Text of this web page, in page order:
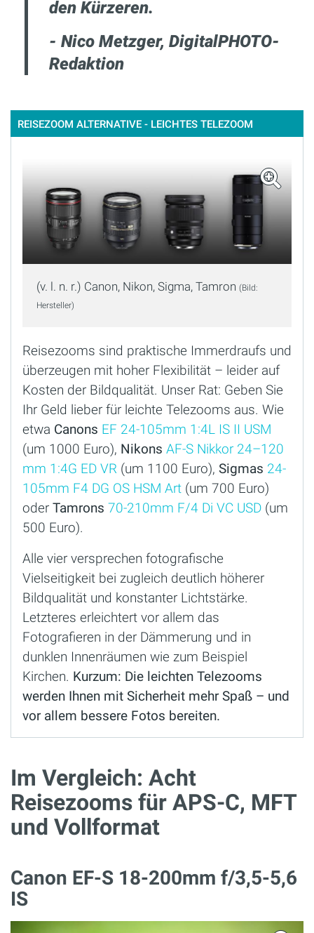
den Kürzeren.
- Nico Metzger, DigitalPHOTO-
Redaktion
REISEZOOM ALTERNATIVE - LEICHTES TELEZOOM
(v. l. n. r.) Canon, Nikon, Sigma, Tamron (Bild:
Hersteller)
Reisezooms sind praktische Immerdraufs und
überzeugen mit hoher Flexibilität – leider auf
Kosten der Bildqualität. Unser Rat: Geben Sie
Ihr Geld lieber für leichte Telezooms aus. Wie
etwa Canons EF 24-105mm 1:4L IS II USM
(um 1000 Euro), Nikons AF-S Nikkor 24–120
mm 1:4G ED VR (um 1100 Euro), Sigmas 24-
105mm F4 DG OS HSM Art (um 700 Euro)
oder Tamrons 70-210mm F/4 Di VC USD (um
500 Euro).
Alle vier versprechen fotografische
Vielseitigkeit bei zugleich deutlich höherer
Bildqualität und konstanter Lichtstärke.
Letzteres erleichtert vor allem das
Fotografieren in der Dämmerung und in
dunklen Innenräumen wie zum Beispiel
Kirchen. Kurzum: Die leichten Telezooms
werden Ihnen mit Sicherheit mehr Spaß – und
vor allem bessere Fotos bereiten.
Im Vergleich: Acht
Reisezooms für APS-C, MFT
und Vollformat
Canon EF-S 18-200mm​ f/3,5-5,6
IS